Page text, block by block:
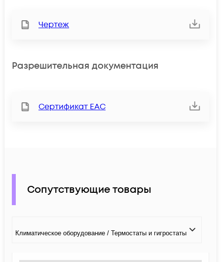
Чертеж
Разрешительная документация
Сертификат ЕАС
Сопутствующие товары
Климатичeское оборудование / Термостаты и гигростаты